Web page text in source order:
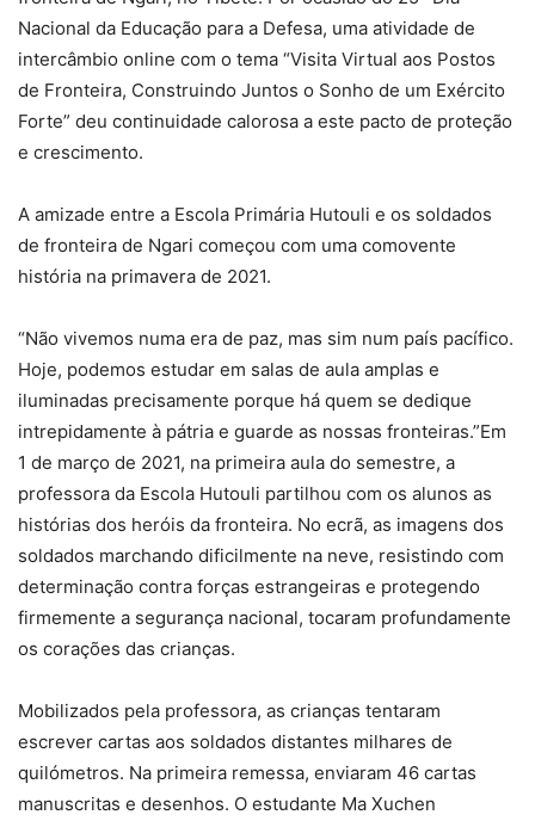
Nacional da Educação para a Defesa, uma atividade de
intercâmbio online com o tema “Visita Virtual aos Postos
de Fronteira, Construindo Juntos o Sonho de um Exército
Forte” deu continuidade calorosa a este pacto de proteção
e crescimento.
A amizade entre a Escola Primária Hutouli e os soldados
de fronteira de Ngari começou com uma comovente
história na primavera de 2021.
“Não vivemos numa era de paz, mas sim num país pacífico.
Hoje, podemos estudar em salas de aula amplas e
iluminadas precisamente porque há quem se dedique
intrepidamente à pátria e guarde as nossas fronteiras.”Em
1 de março de 2021, na primeira aula do semestre, a
professora da Escola Hutouli partilhou com os alunos as
histórias dos heróis da fronteira. No ecrã, as imagens dos
soldados marchando dificilmente na neve, resistindo com
determinação contra forças estrangeiras e protegendo
firmemente a segurança nacional, tocaram profundamente
os corações das crianças.
Mobilizados pela professora, as crianças tentaram
escrever cartas aos soldados distantes milhares de
quilómetros. Na primeira remessa, enviaram 46 cartas
manuscritas e desenhos. O estudante Ma Xuchen